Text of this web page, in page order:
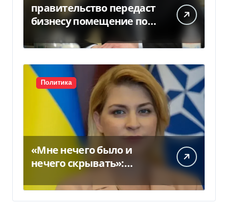
правительство передаст
бизнесу помещение под
склады
Политика
«Мне нечего было и
нечего скрывать»:
Стефанишина
прокомментировала
новое подозрение